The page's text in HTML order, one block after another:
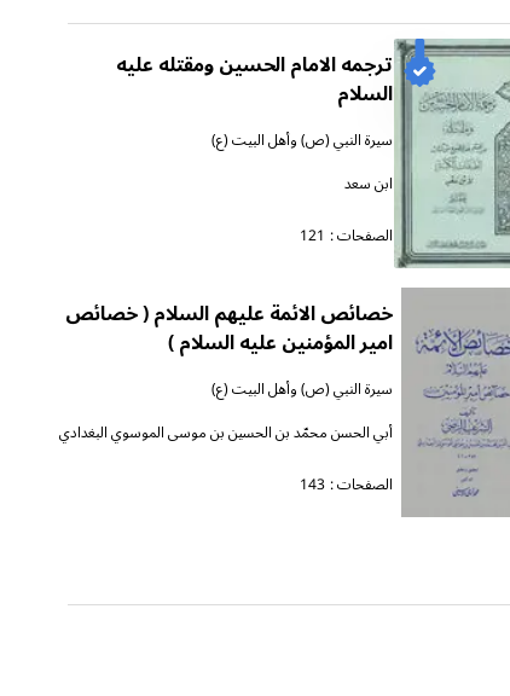
ترجمه الامام الحسين ومقتله عليه
السلام
سيرة النبي (ص) وأهل البيت (ع)
ابن سعد
الصفحات : 121
خصائص الائمة عليهم السلام ( خصائص
امير المؤمنين عليه السلام )
سيرة النبي (ص) وأهل البيت (ع)
أبي الحسن محمّد بن الحسين بن موسى الموسوي البغدادي
الصفحات : 143